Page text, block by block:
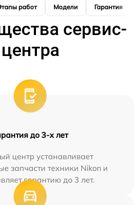
работ Модели Гарантия
сервис-
центра
до 3-х лет
центр устанавливает
запчасти техники Nikon и
гарантию до 3 лет.